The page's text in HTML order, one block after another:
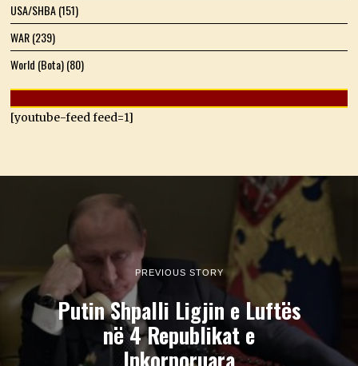
USA/SHBA(151)
WAR(239)
World (Bota)(80)
[youtube-feed feed=1]
PREVIOUS STORY
Putin Shpalli Ligjin e Luftës
në 4 Republikat e
Inkorporuara